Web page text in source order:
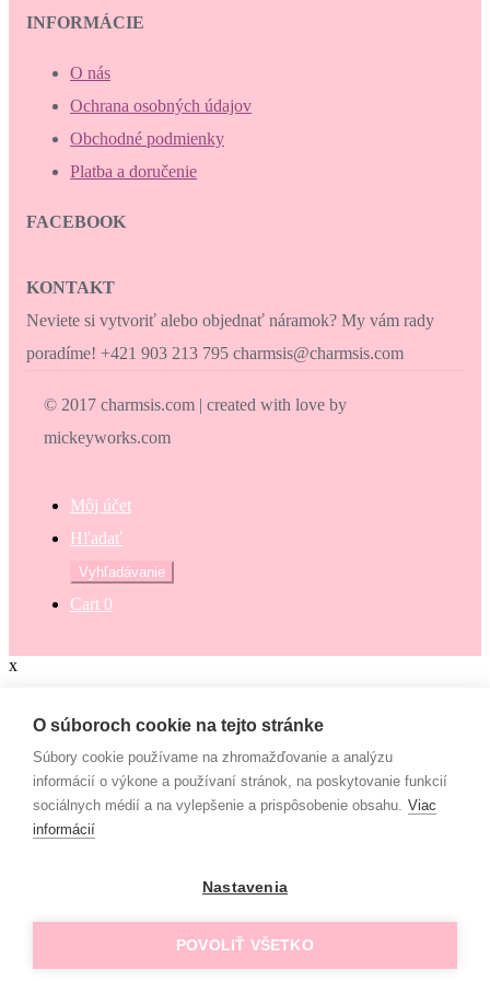
INFORMÁCIE
O nás
Ochrana osobných údajov
Obchodné podmienky
Platba a doručenie
FACEBOOK
KONTAKT
Neviete si vytvoriť alebo objednať náramok? My vám rady
poradíme! +421 903 213 795 charmsis@charmsis.com
© 2017 charmsis.com | created with love by
mickeyworks.com
Môj účet
Hľadať
Hľadať:
Vyhľadávanie
Cart 0
x
Zaokrúhli svoj nákup
Zaokrúhli svoj nákup a prispej na dobrú vec. Občianske združenie
Mamy v pohybe pomáha osamelým mamám, ktoré nemajú to šťastie
– mať pri sebe manžela, partnera či blízku rodinu, ktorí by im vedeli
pomôcť. Či už finančne alebo inak. “Lebo každá mama by mala
€
Rada prispejem :-)
O súboroch cookie na tejto stránke
Súbory cookie používame na zhromažďovanie a analýzu
informácií o výkone a používaní stránok, na poskytovanie funkcií
sociálnych médií a na vylepšenie a prispôsobenie obsahu. Viac
informácií
Nastavenia
POVOLIŤ VŠETKO